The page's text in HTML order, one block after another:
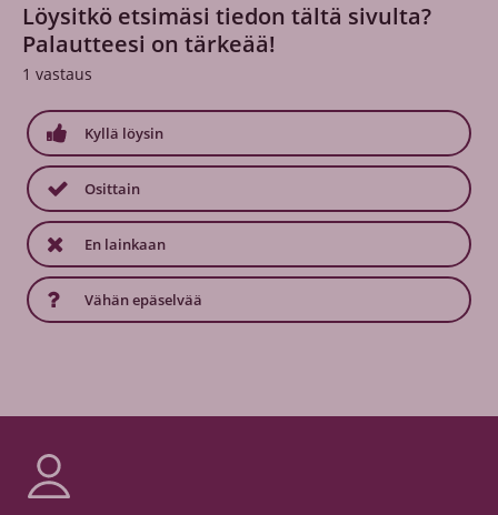
Löysitkö etsimäsi tiedon tältä sivulta?
Palautteesi on tärkeää!
1 vastaus
Kyllä löysin
Osittain
En lainkaan
Vähän epäselvää